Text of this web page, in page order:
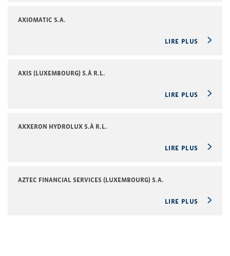
AXIOMATIC S.A.
LIRE PLUS
AXIS (LUXEMBOURG) S.À R.L.
LIRE PLUS
AXXERON HYDROLUX S.À R.L.
LIRE PLUS
AZTEC FINANCIAL SERVICES (LUXEMBOURG) S.A.
LIRE PLUS